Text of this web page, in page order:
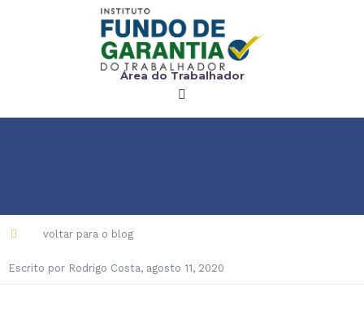
Área do Trabalhador
voltar para o blog
Escrito por Rodrigo Costa, agosto 11, 2020